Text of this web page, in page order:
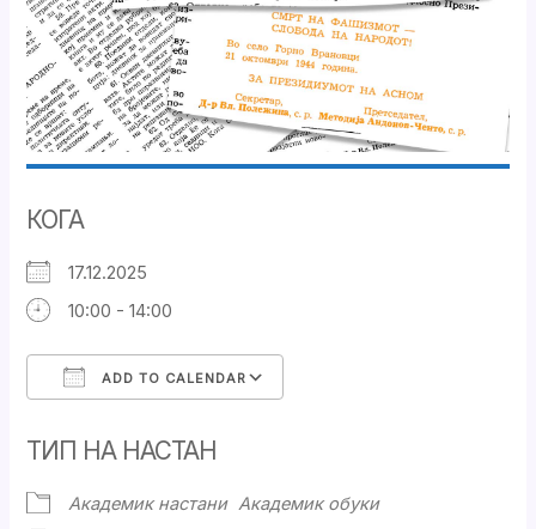
КОГА
17.12.2025
10:00 - 14:00
ADD TO CALENDAR
ТИП НА НАСТАН
Академик настани Академик обуки